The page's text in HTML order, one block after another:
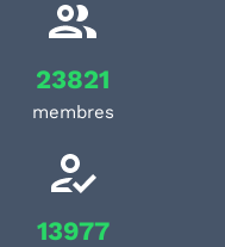
23821
membres
13977